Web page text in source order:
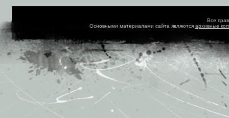
Все
Основными материалами сайта являются архивные